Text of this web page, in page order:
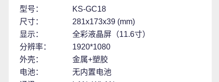
型号：
KS-GC18
尺寸：
281x173x39 (mm)
显示：
全彩液晶屏（11.6寸）
分辨率：
1920*1080
外壳：
金属+塑胶
电池：
无内置电池